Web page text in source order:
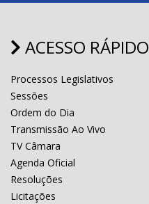
ACESSO RÁPIDO
Processos Legislativos
Sessões
Ordem do Dia
Transmissão Ao Vivo
TV Câmara
Agenda Oficial
Resoluções
Licitações